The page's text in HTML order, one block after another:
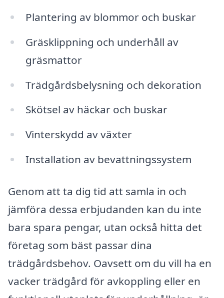
Plantering av blommor och buskar
Gräsklippning och underhåll av
gräsmattor
Trädgårdsbelysning och dekoration
Skötsel av häckar och buskar
Vinterskydd av växter
Installation av bevattningssystem
Genom att ta dig tid att samla in och
jämföra dessa erbjudanden kan du inte
bara spara pengar, utan också hitta det
företag som bäst passar dina
trädgårdsbehov. Oavsett om du vill ha en
vacker trädgård för avkoppling eller en